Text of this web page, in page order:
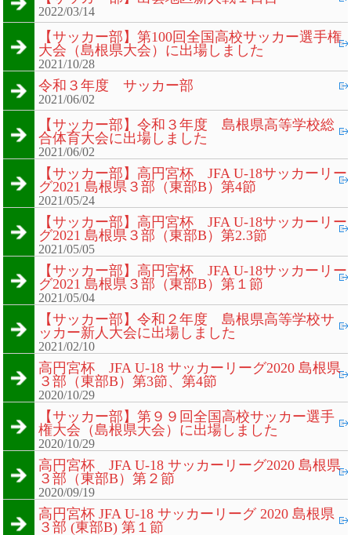
2022/03/14
【サッカー部】第100回全国高校サッカー選手権
大会（島根県大会）に出場しました
2021/10/28
令和３年度 サッカー部
2021/06/02
【サッカー部】令和３年度 島根県高等学校総
合体育大会に出場しました
2021/06/02
【サッカー部】高円宮杯 JFA U-18サッカーリー
グ2021 島根県３部（東部B）第4節
2021/05/24
【サッカー部】高円宮杯 JFA U-18サッカーリー
グ2021 島根県３部（東部B）第2.3節
2021/05/05
【サッカー部】高円宮杯 JFA U-18サッカーリー
グ2021 島根県３部（東部B）第１節
2021/05/04
【サッカー部】令和２年度 島根県高等学校サ
ッカー新人大会に出場しました
2021/02/10
高円宮杯 JFA U-18 サッカーリーグ2020 島根県
３部（東部B）第3節、第4節
2020/10/29
【サッカー部】第９９回全国高校サッカー選手
権大会（島根県大会）に出場しました
2020/10/29
高円宮杯 JFA U-18 サッカーリーグ2020 島根県
３部（東部B）第２節
2020/09/19
高円宮杯 JFA U-18 サッカーリーグ 2020 島根県
３部 (東部B) 第１節